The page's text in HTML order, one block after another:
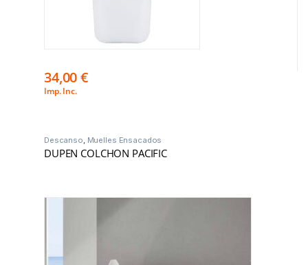
34,00€
Imp. Inc.
Descanso Muelles Ensacados
DUPEN COLCHON PACIFIC